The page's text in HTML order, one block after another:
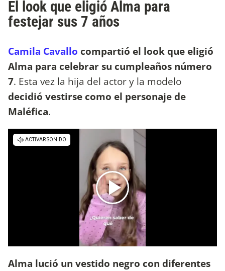
El look que eligió Alma para
festejar sus 7 años
Camila Cavallo compartió el look que eligió
Alma para celebrar su cumpleaños número
7. Esta vez la hija del actor y la modelo
decidió vestirse como el personaje de
Maléfica.
Alma lució un vestido negro con diferentes